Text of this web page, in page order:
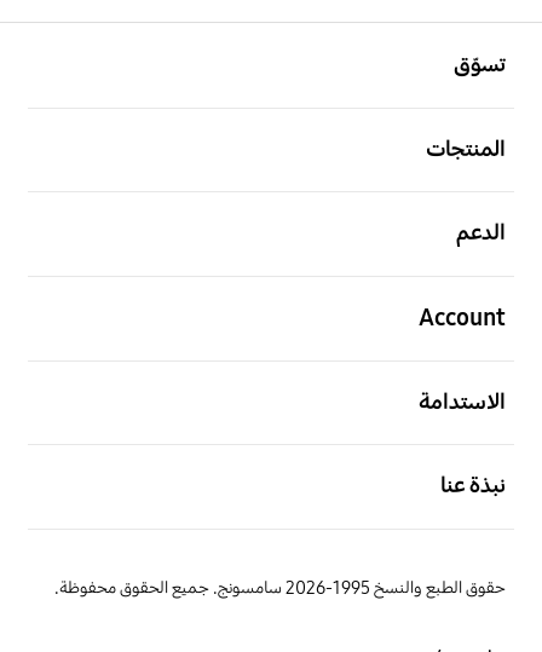
تسوّق
المنتجات
الدعم
Account
الاستدامة
نبذة عنا
حقوق الطبع والنسخ 1995-2026 سامسونج. جميع الحقوق محفوظة.